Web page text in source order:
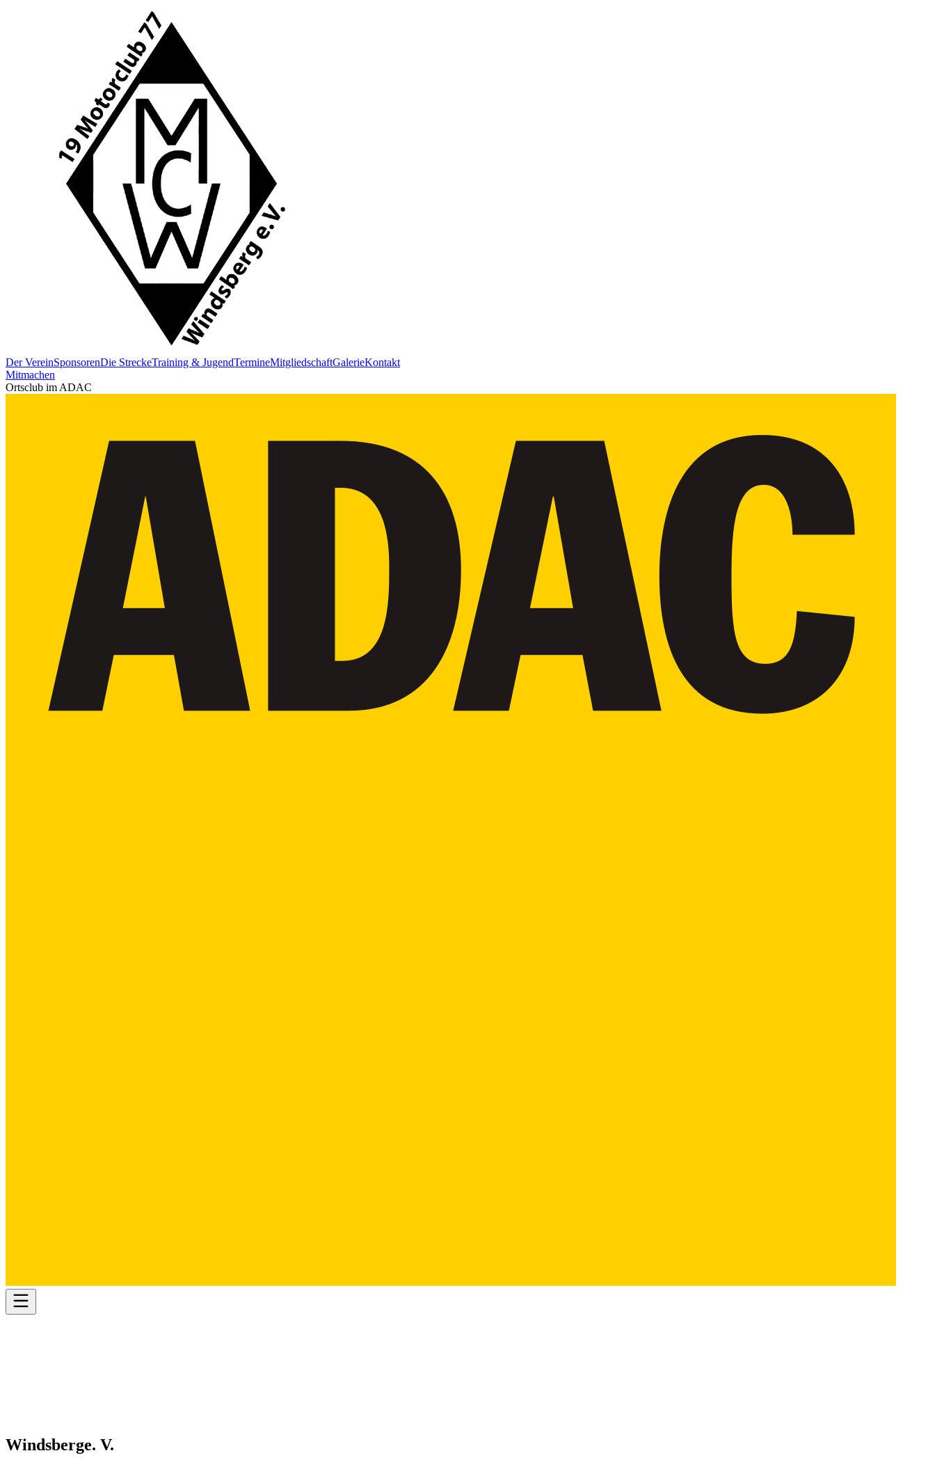
Der VereinSponsorenDie StreckeTraining & JugendTermineMitgliedschaftGalerieKontakt
Mitmachen
Ortsclub im ADAC
Windsberge. V.